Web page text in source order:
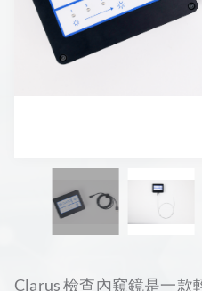
Clarus 檢查內窺鏡是一款